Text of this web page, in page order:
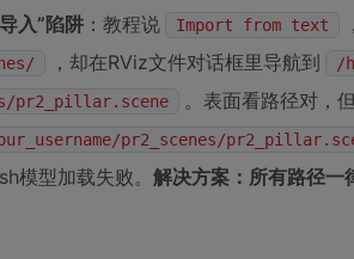
入”陷阱 ：教程说 Import from text
，却在RViz文件对话框里导航到
/
pr2_pillar.scene
。表面看路径对，
pr2_scenes/
模型加载失败。 解决方案：所有路径一